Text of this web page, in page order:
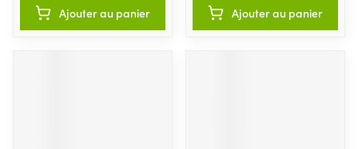
Ajouter au panier Ajouter au panier